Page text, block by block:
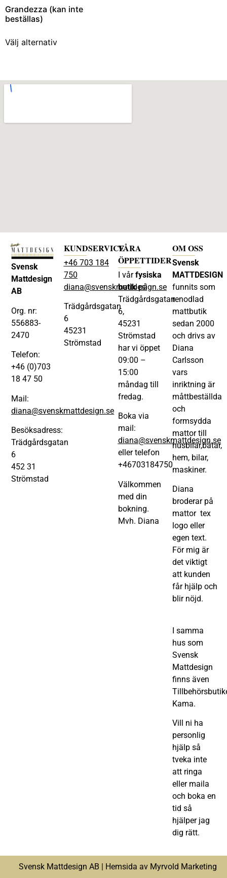
Grandezza (kan inte
beställas)
Välj alternativ
Svensk
Mattdesign
AB
Org. nr:
556883-
2470
Telefon:
+46 (0)703
18 47 50
Mail:
diana@svenskmattdesign.se
Besöksadress:
Trädgårdsgatan
6
452 31
Strömstad
KUNDSERVICE
+46 703 184
750
diana@svenskmattdesign.se
Trädgårdsgatan
6
45231
Strömstad
VÅRA
ÖPPETTIDER
I vårfysiska
butikpå
Trädgårdsgatan
6,
45231
Strömstad
har vi öppet
09:00 –
15:00
måndag till
fredag.
Boka via
mail:
diana@svenskmattdesign.se
eller telefon
+46703184750
Välkommen
med din
bokning.
Mvh. Diana
OM OSS
Svensk
MATTDESIGN
funnits som
renodlad
mattbutik
sedan 2000
och drivs av
Diana
Carlsson
vars
inriktning är
måttbeställda
och
formsydda
mattor till
husbilar,båtar,
hem, bilar,
maskiner.
Diana
broderar på
mattor tex
logo eller
egen text.
För mig är
det viktigt
att kunden
får hjälp och
blir nöjd.
I samma
hus som
Svensk
Mattdesign
finns även
Kama.
Vill ni ha
personlig
hjälp så
tveka inte
att ringa
eller maila
och boka en
tid så
hjälper jag
dig rätt.
Svensk Mattdesign AB | Hemsida av Myrvold Marketing